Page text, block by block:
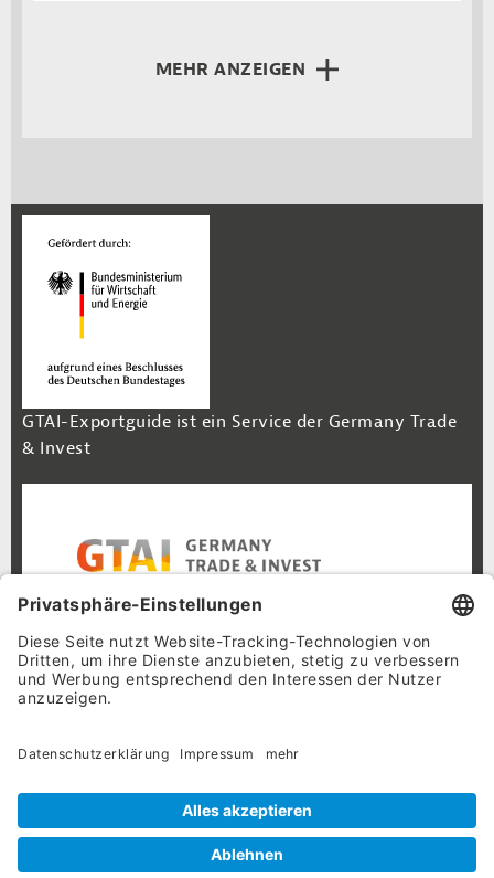
MEHR ANZEIGEN
GTAI-Exportguide ist ein Service der Germany Trade
& Invest
Footer Navigation
Inhalt
Cookie-Einstellungen
Datenschutz